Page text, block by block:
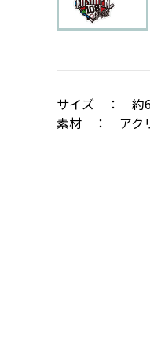
サイズ ： 約
素材 ： アク